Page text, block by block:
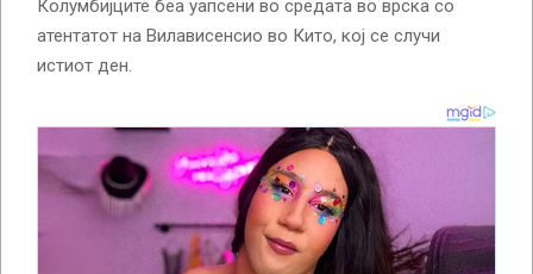
Колумбијците беа уапсени во средата во врска со
атентатот на Вилависенсио во Кито, кој се случи
истиот ден.